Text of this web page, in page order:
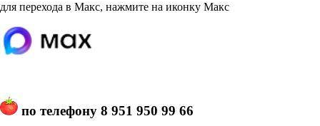
для перехода в Макс, нажмите на иконку Макс
по телефону 8 951 950 99 66